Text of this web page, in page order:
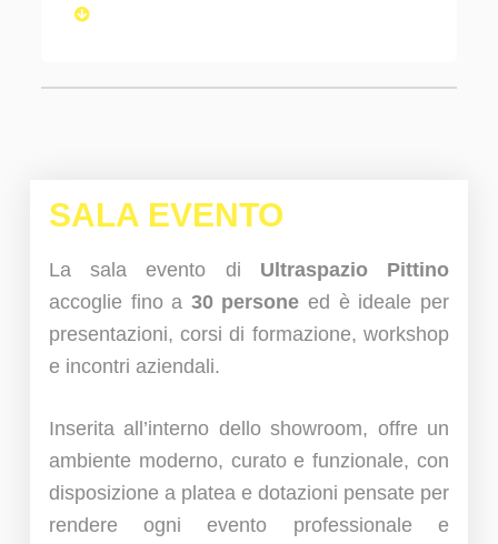
SALA EVENTO
La sala evento di Ultraspazio Pittino
accoglie fino a 30 persone ed è ideale per
presentazioni, corsi di formazione, workshop
e incontri aziendali.
Inserita all’interno dello showroom, offre un
ambiente moderno, curato e funzionale, con
disposizione a platea e dotazioni pensate per
rendere ogni evento professionale e